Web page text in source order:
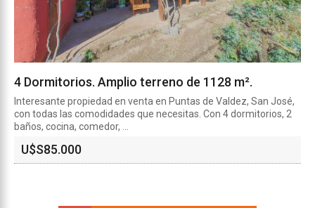
4 Dormitorios. Amplio terreno de 1128 m².
Interesante propiedad en venta en Puntas de Valdez, San José,
con todas las comodidades que necesitas. Con 4 dormitorios, 2
baños, cocina, comedor, ...
U$S85.000